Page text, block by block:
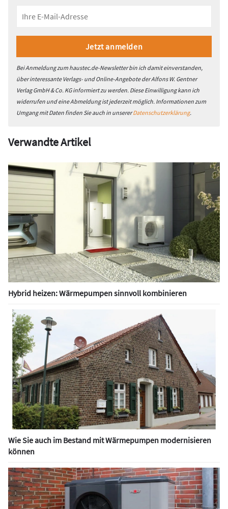
Bei Anmeldung zum haustec.de-Newsletter bin ich damit einverstanden,
über interessante Verlags- und Online-Angebote der Alfons W. Gentner
Verlag GmbH & Co. KG informiert zu werden. Diese Einwilligung kann ich
widerrufen und eine Abmeldung ist jederzeit möglich. Informationen zum
Umgang mit Daten finden Sie auch in unsererDatenschutzerklärung.
Verwandte Artikel
Hybrid heizen: Wärmepumpen sinnvoll kombinieren
Wie Sie auch im Bestand mit Wärmepumpen modernisieren
können